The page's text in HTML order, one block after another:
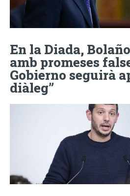
En la Diada,
amb promeses
Gobierno seguirà
diàleg”